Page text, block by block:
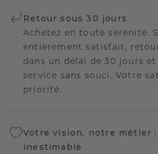
Retour sous 30 jours
Achetez en toute sérénité.
entièrement satisfait,
dans un délai de 30 jours
service sans souci. Votre
priorité.
Votre vision, notre métier
inestimable